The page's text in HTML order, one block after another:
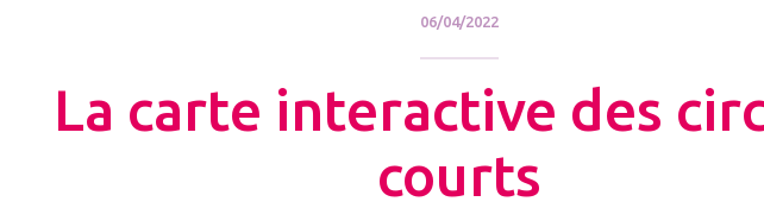
06/04/2022
La carte interactive des
courts